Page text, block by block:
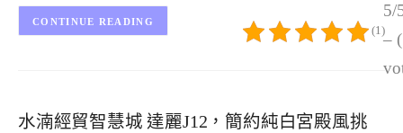
5/
–
(1)
CONTINUE READING
水湳經貿智慧城 達麗J12，簡約純白宮殿風挑